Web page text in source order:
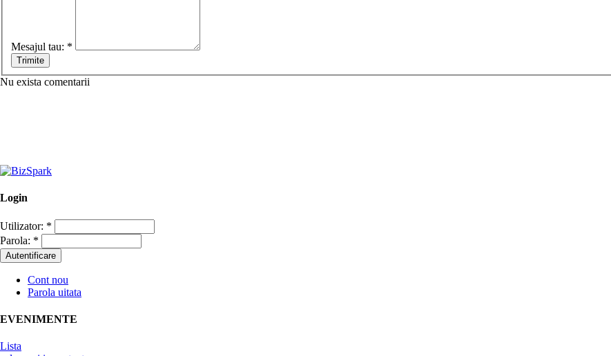
Mesajul tau: *
Nu exista comentarii
Login
Utilizator: *
Parola: *
Cont nou
Parola uitata
EVENIMENTE
Lista